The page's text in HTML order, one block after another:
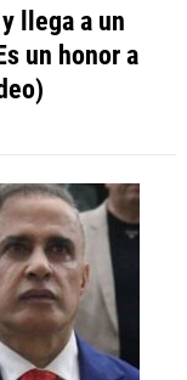
llega a un
un honor a